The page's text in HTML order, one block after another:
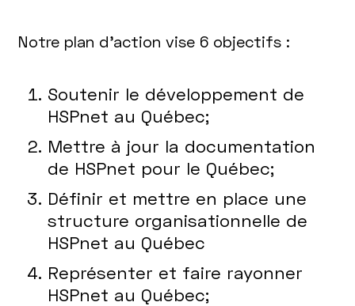
Notre plan d’action vise 6 objectifs :
Soutenir le développement de
HSPnet au Québec;
Mettre à jour la documentation
de HSPnet pour le Québec;
Définir et mettre en place une
structure organisationnelle de
HSPnet au Québec
Représenter et faire rayonner
HSPnet au Québec;